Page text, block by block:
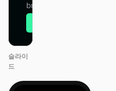
brand.
슬라이
드